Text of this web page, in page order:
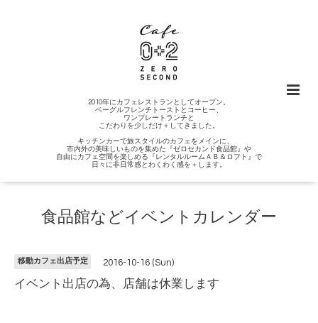
2010年にカフェレストランとしてオープン。
ベーグルフレンチトーストとコーヒー、
ワンプレートランチと
こだわりを少しだけ＋してきました。
キッチンカーで旅スタイルのカフェをメインに、
市内外の美味しいものを集めた『ゼロセカンド食品館』や
自由にカフェ空間を楽しめる『レンタルルームＡＢ＆ロフト』で
日々に非日常感とわくわく感を＋します。
食品館などイベントカレンダー
移動カフェ出店予定 2016-10-16 (Sun)
イベント出店の為、店舗は休業します